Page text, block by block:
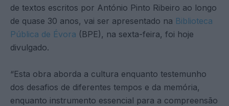
de textos escritos por António Pinto Ribeiro ao longo
de quase 30 anos, vai ser apresentado na Biblioteca
Pública de Évora (BPE), na sexta-feira, foi hoje
divulgado.
“Esta obra aborda a cultura enquanto testemunho
dos desafios de diferentes tempos e da memória,
enquanto instrumento essencial para a compreensão